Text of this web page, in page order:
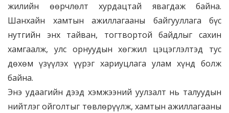
жилийн өөрчлөлт хурдацтай явагдаж байна.
Шанхайн хамтын ажиллагааны байгууллага бүс
нутгийн энх тайван, тогтвортой байдлыг сахин
хамгаалж, улс орнуудын хөгжил цэцэглэлтэд тус
дөхөм үзүүлэх үүрэг хариуцлага улам хүнд болж
байна.
Энэ удаагийн дээд хэмжээний уулзалт нь талуудын
нийтлэг ойголтыг төвлөрүүлж, хамтын ажиллагааны